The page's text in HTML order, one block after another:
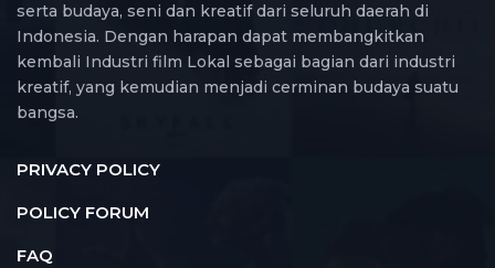
serta budaya, seni dan kreatif dari seluruh daerah di
Indonesia. Dengan harapan dapat membangkitkan
kembali Industri film Lokal sebagai bagian dari industri
kreatif, yang kemudian menjadi cerminan budaya suatu
bangsa.
PRIVACY POLICY
POLICY FORUM
FAQ